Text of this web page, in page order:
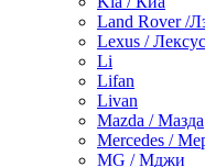
Land Rover /
Lexus / Лексус
Li
Lifan
Livan
Mazda / Мазда
Mercedes /
MG / Мджи